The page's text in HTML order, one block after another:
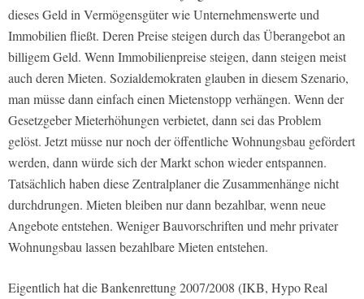
dieses Geld in Vermögensgüter wie Unternehmenswerte und
Immobilien fließt. Deren Preise steigen durch das Überangebot an
billigem Geld. Wenn Immobilienpreise steigen, dann steigen meist
auch deren Mieten. Sozialdemokraten glauben in diesem Szenario,
man müsse dann einfach einen Mietenstopp verhängen. Wenn der
Gesetzgeber Mieterhöhungen verbietet, dann sei das Problem
gelöst. Jetzt müsse nur noch der öffentliche Wohnungsbau gefördert
werden, dann würde sich der Markt schon wieder entspannen.
Tatsächlich haben diese Zentralplaner die Zusammenhänge nicht
durchdrungen. Mieten bleiben nur dann bezahlbar, wenn neue
Angebote entstehen. Weniger Bauvorschriften und mehr privater
Wohnungsbau lassen bezahlbare Mieten entstehen.
Eigentlich hat die Bankenrettung 2007/2008 (IKB, Hypo Real